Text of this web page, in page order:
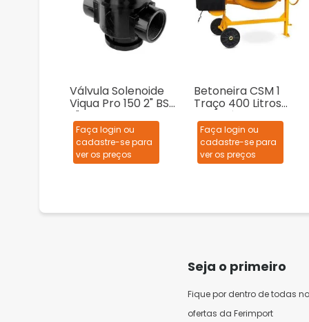
Válvula Solenoide
Viqua Pro 150 2" BSP
2"
Faça login ou
cadastre-se para
ver os preços
Betoneira CSM 1
Traço 400 Litros
Monofásica
127/220V
Faça login ou
cadastre-se para
ver os preços
Seja o primeiro
Fique por dentro de todas
ofertas da Ferimport